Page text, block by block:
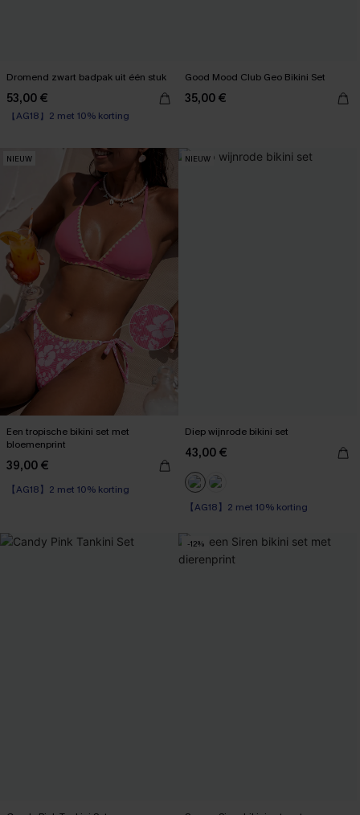
Dromend zwart badpak uit één stuk
53,00 €
【AG18】2 met 10% korting
Underwire
Good Mood Club Geo Bikini Set
35,00 €
NIEUW
Een tropische bikini set met
bloemenprint
39,00 €
【AG18】2 met 10% korting
NIEUW
Diep wijnrode bikini set
43,00 €
【AG18】2 met 10% korting
-12%